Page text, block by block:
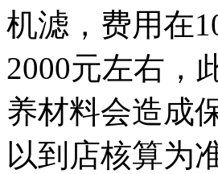
机滤，费用在
2000元左右，
养材料会造成
以到店核算为